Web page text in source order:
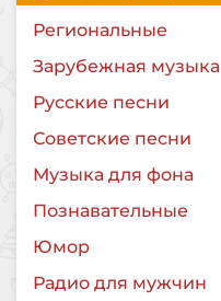
Региональные
Зарубежная музыка
Русские песни
Советские песни
Музыка для фона
Познавательные
Юмор
Радио для мужчин